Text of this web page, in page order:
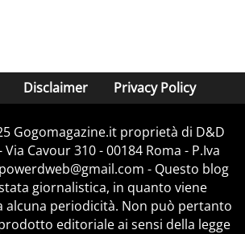
Disclaimer Privacy Policy
Gogomagazine.it proprietà di D&D
Cavour 310 - 00184 Roma - P.Iva
- Questo blog
giornalistica, in quanto viene
alcuna periodicità. Non può pertanto
editoriale ai sensi della legge